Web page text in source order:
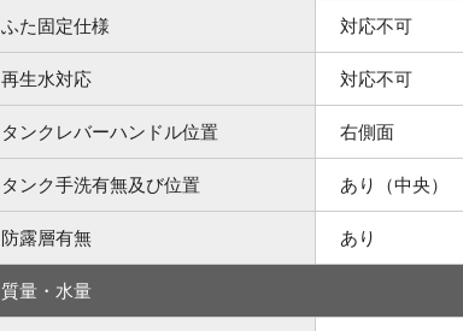
ふた固定仕様 対応不可
再生水対応 対応不可
タンクレバーハンドル位置 右側面
タンク手洗有無及び位置 あり（中央）
防露層有無 あり
質量・水量